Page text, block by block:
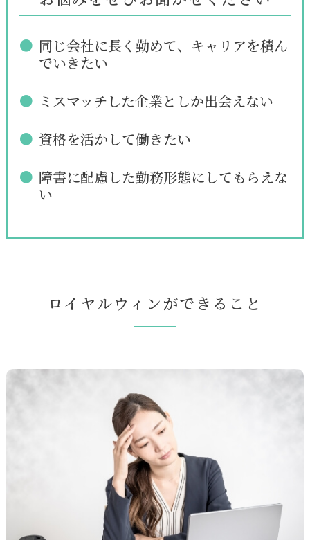
● 同じ会社に長く勤めて、キャリアを積ん
でいきたい
● ミスマッチした企業としか出会えない
● 資格を活かして働きたい
● 障害に配慮した勤務形態にしてもらえな
い
ロイヤルウィンができること